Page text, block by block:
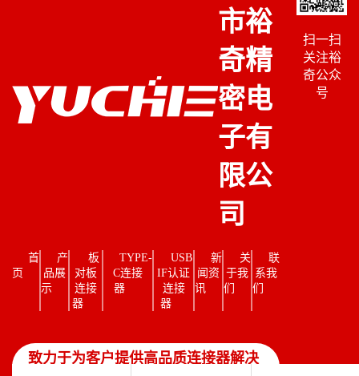
市裕
奇精
密电
子有
限公
司
首
页
产
品展
示
板
对板
连接
器
TYPE-
C连接
器
USB
IF认证
连接
器
新
闻资
讯
关
于我
们
联
系我
们
致力于为客户提供高品质连接器解决
扫一扫
关注裕
奇公众
号